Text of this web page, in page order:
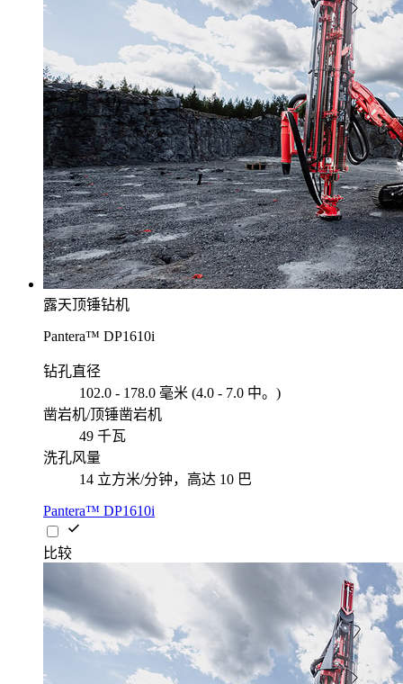
露天顶锤钻机
Pantera™ DP1610i
钻孔直径
102.0 - 178.0 毫米 (4.0 - 7.0 中。)
凿岩机/顶锤凿岩机
49 千瓦
洗孔风量
14 立方米/分钟，高达 10 巴
Pantera™ DP1610i
比较